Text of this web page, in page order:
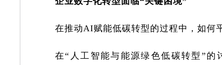
在推动AI赋能低碳转型的过程中，如何
在“人工智能与能源绿色低碳转型”